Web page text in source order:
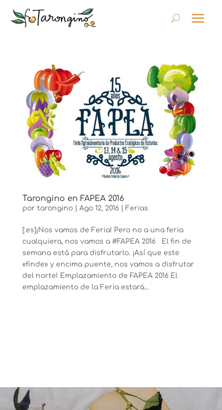
Tarongino en FAPEA 2016
por tarongino| Ago 12, 2016| Ferias
[:es]¡Nos vamos de Feria! Pero no a una feria
cualquiera, nos vamos a #FAPEA 2016 El fin de
semana está para disfrutarlo. ¡Así que este
«finde» y encima puente, nos vamos a disfrutar
del norte! Emplazamiento de FAPEA 2016 El
emplazamiento de la Feria estará...